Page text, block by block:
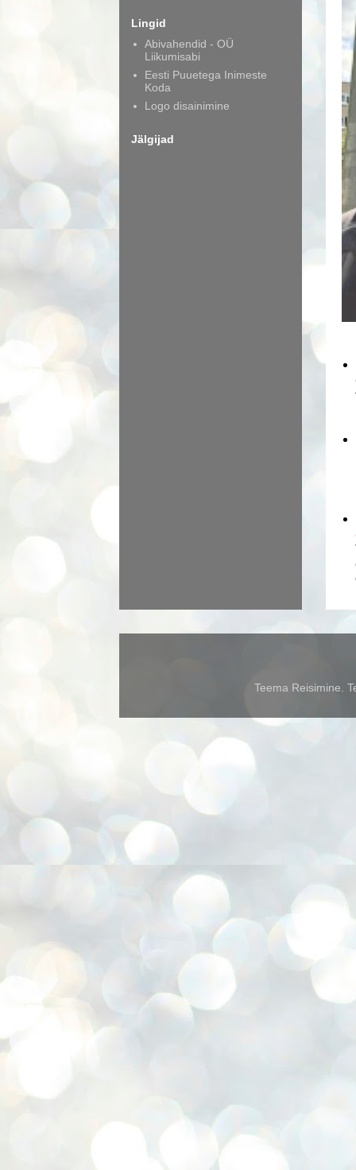
Lingid
Abivahendid - OÜ
Liikumisabi
Eesti Puuetega Inimeste
Koda
Logo disainimine
Jälgijad
Teema Reisimine.